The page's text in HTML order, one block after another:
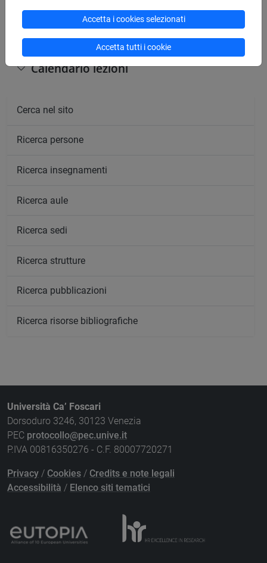
Calendario lezioni
Cerca nel sito
Ricerca persone
Ricerca insegnamenti
Ricerca aule
Ricerca sedi
Ricerca strutture
Ricerca pubblicazioni
Ricerca risorse bibliografiche
Università Ca’ Foscari
Dorsoduro 3246, 30123 Venezia
PEC protocollo@pec.unive.it
P.IVA 00816350276 - C.F. 80007720271
Privacy / Cookies / Credits e note legali
Accessibilità / Elenco siti tematici
Accetta i cookies selezionati
Accetta tutti i cookie